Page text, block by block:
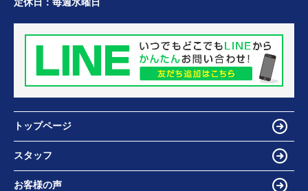
定休日： 毎週水曜日
トップページ
スタッフ
お客様の声